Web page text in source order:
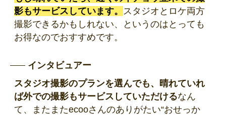
影もサービスしています。
スタジオとロケ両方
撮影できるかもしれない、というのはとっても
お得なのでおすすめです。
インタビュアー
スタジオ撮影のプランを選んでも、晴れていれ
ば外での撮影もサービスしていただけるなん
て、またまたecooさんのありがたい“おせっか